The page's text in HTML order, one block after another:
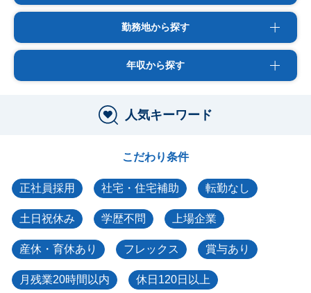
勤務地から探す
年収から探す
人気キーワード
こだわり条件
正社員採用 社宅・住宅補助 転勤なし
土日祝休み 学歴不問 上場企業
産休・育休あり フレックス 賞与あり
月残業20時間以内 休日120日以上